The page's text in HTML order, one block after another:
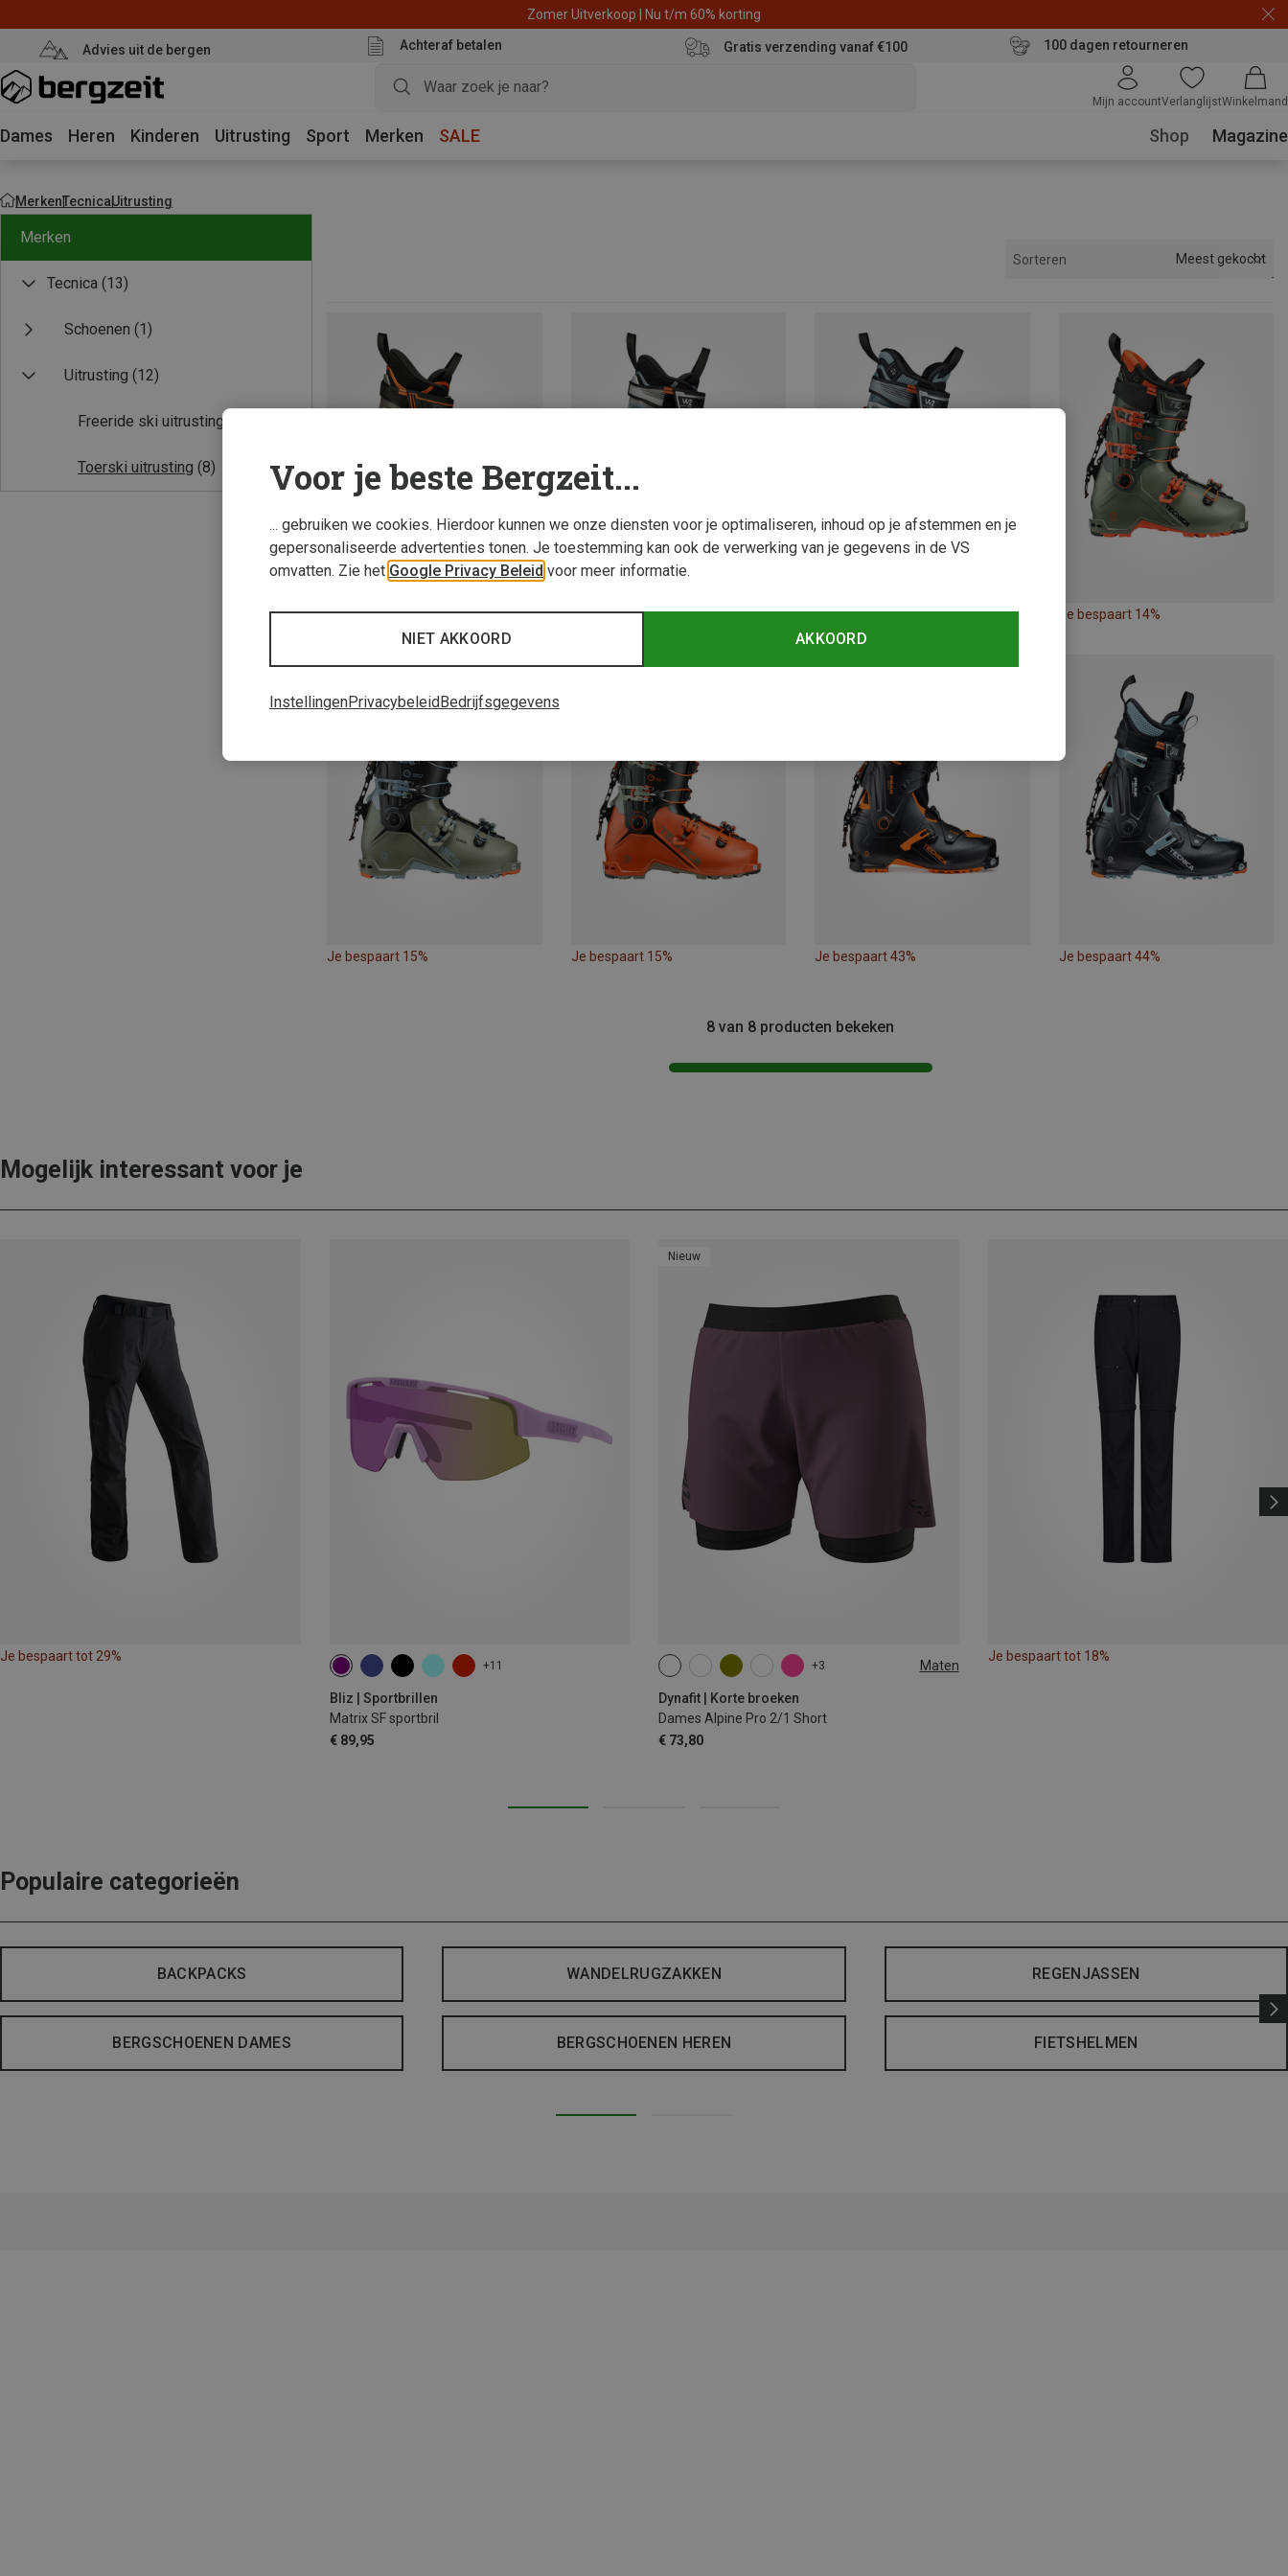
Zomer Uitverkoop | Nu t/m 60% korting
Advies uit de bergen Achteraf betalen Gratis verzending vanaf €100 100 dagen retourneren
Mijn accountVerlanglijstWinkelmand
Dames Heren Kinderen Uitrusting Sport Merken SALE Shop Magazine
MerkenTecnicaUitrusting
Merken
Tecnica (13)
Schoenen (1)
Uitrusting (12)
Freeride ski uitrusting
Toerski uitrusting (8)
Sorteren Meest gekocht
Je bespaart 15% Je bespaart 20% Je bespaart 14% Je bespaart 14%
Je bespaart 15% Je bespaart 15% Je bespaart 43% Je bespaart 44%
8 van 8 producten bekeken
Mogelijk interessant voor je
Je bespaart tot 29%
+11
Bliz | Sportbrillen
Matrix SF sportbril
€ 89,95
Nieuw
+3 Maten
Dynafit | Korte broeken
Dames Alpine Pro 2/1 Short
€ 73,80
XS M XL
Je bespaart tot 18%
Populaire categorieën
BACKPACKS WANDELRUGZAKKEN REGENJASSEN
BERGSCHOENEN DAMES BERGSCHOENEN HEREN FIETSHELMEN
Voor je beste Bergzeit...
... gebruiken we cookies. Hierdoor kunnen we onze diensten voor je optimaliseren, inhoud op je afstemmen en je
gepersonaliseerde advertenties tonen. Je toestemming kan ook de verwerking van je gegevens in de VS
omvatten. Zie het Google Privacy Beleid voor meer informatie.
AKKOORD
NIET AKKOORD
InstellingenPrivacybeleid Bedrijfsgegevens